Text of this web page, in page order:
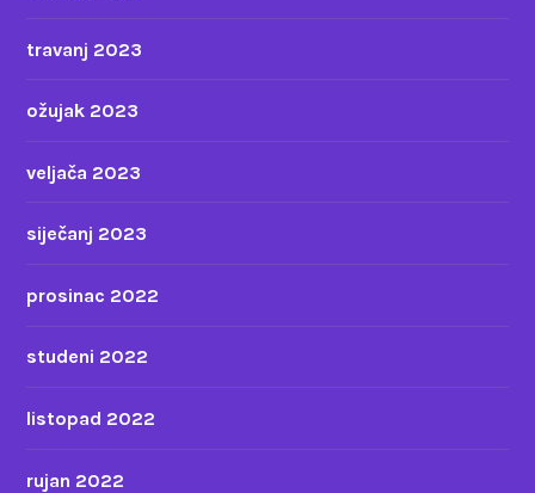
travanj 2023
ožujak 2023
veljača 2023
siječanj 2023
prosinac 2022
studeni 2022
listopad 2022
rujan 2022